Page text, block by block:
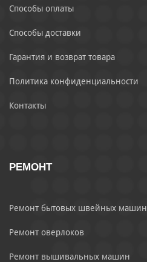
Способы оплаты
Способы доставки
Гарантия и возврат товара
Политика конфиденциальности
Контакты
РЕМОНТ
Ремонт бытовых швейных машин
Ремонт оверлоков
Ремонт вышивальных машин